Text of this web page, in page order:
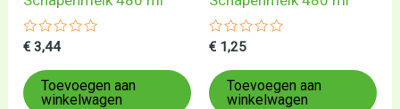
Gewaardeerd
uit
5
€ 3,44
Toevoegen aan
winkelwagen
Gewaardeerd
uit
5
€ 1,25
Toevoegen aan
winkelwagen